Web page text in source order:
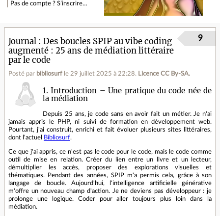
Pas de compte ? S’inscrire…
Journal
Des boucles SPIP au vibe coding
augmenté : 25 ans de médiation littéraire
par le code
Posté par bibliosurf le 29 juillet 2025 à 22:28. Licence CC By‑SA.
9
1. Introduction – Une pratique du code née de
la médiation
Depuis 25 ans, je code sans en avoir fait un métier. Je n'ai
jamais appris le PHP, ni suivi de formation en développement web.
Pourtant, j'ai construit, enrichi et fait évoluer plusieurs sites littéraires,
dont l'actuel
Bibliosurf.
Ce que j'ai appris, ce n'est pas le code pour le code, mais le code comme
outil de mise en relation. Créer du lien entre un livre et un lecteur,
démultiplier les accès, proposer des explorations visuelles et
thématiques. Pendant des années, SPIP m'a permis cela, grâce à son
langage de boucle. Aujourd'hui, l'intelligence artificielle générative
m'offre un nouveau champ d'action. Je ne deviens pas développeur : je
prolonge une logique. Coder pour aller toujours plus loin dans la
médiation.